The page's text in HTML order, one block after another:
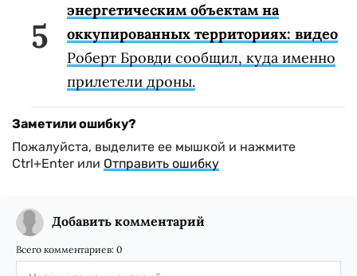
энергетическим объектам на
оккупированных территориях: видео
Роберт Бровди сообщил, куда именно
прилетели дроны.
Заметили ошибку?
Пожалуйста, выделите ее мышкой и нажмите
Ctrl+Enter или Отправить ошибку
Добавить комментарий
Всего комментариев: 0